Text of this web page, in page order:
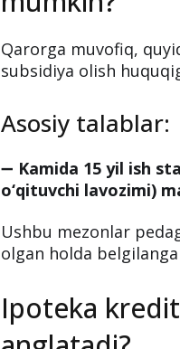
Mazkur qarorga
ipoteka kreditlari
mumkin?
Qarorga muvofiq,
subsidiya olish
Asosiy talablar:
➖Kamida 15 yil ish
o‘qituvchi lavozimi)